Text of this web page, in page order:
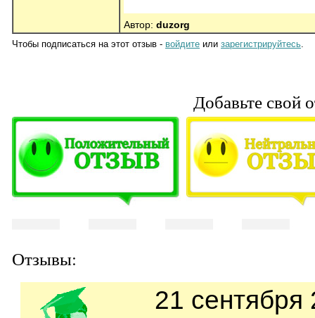
Автор: duzorg
Чтобы подписаться на этот отзыв - войдите или зарегистрируйтесь.
Добавьте свой
Отзывы:
21 сентября